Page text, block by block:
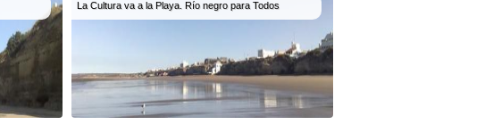
La Cultura va a la Playa. Río negro para Todos